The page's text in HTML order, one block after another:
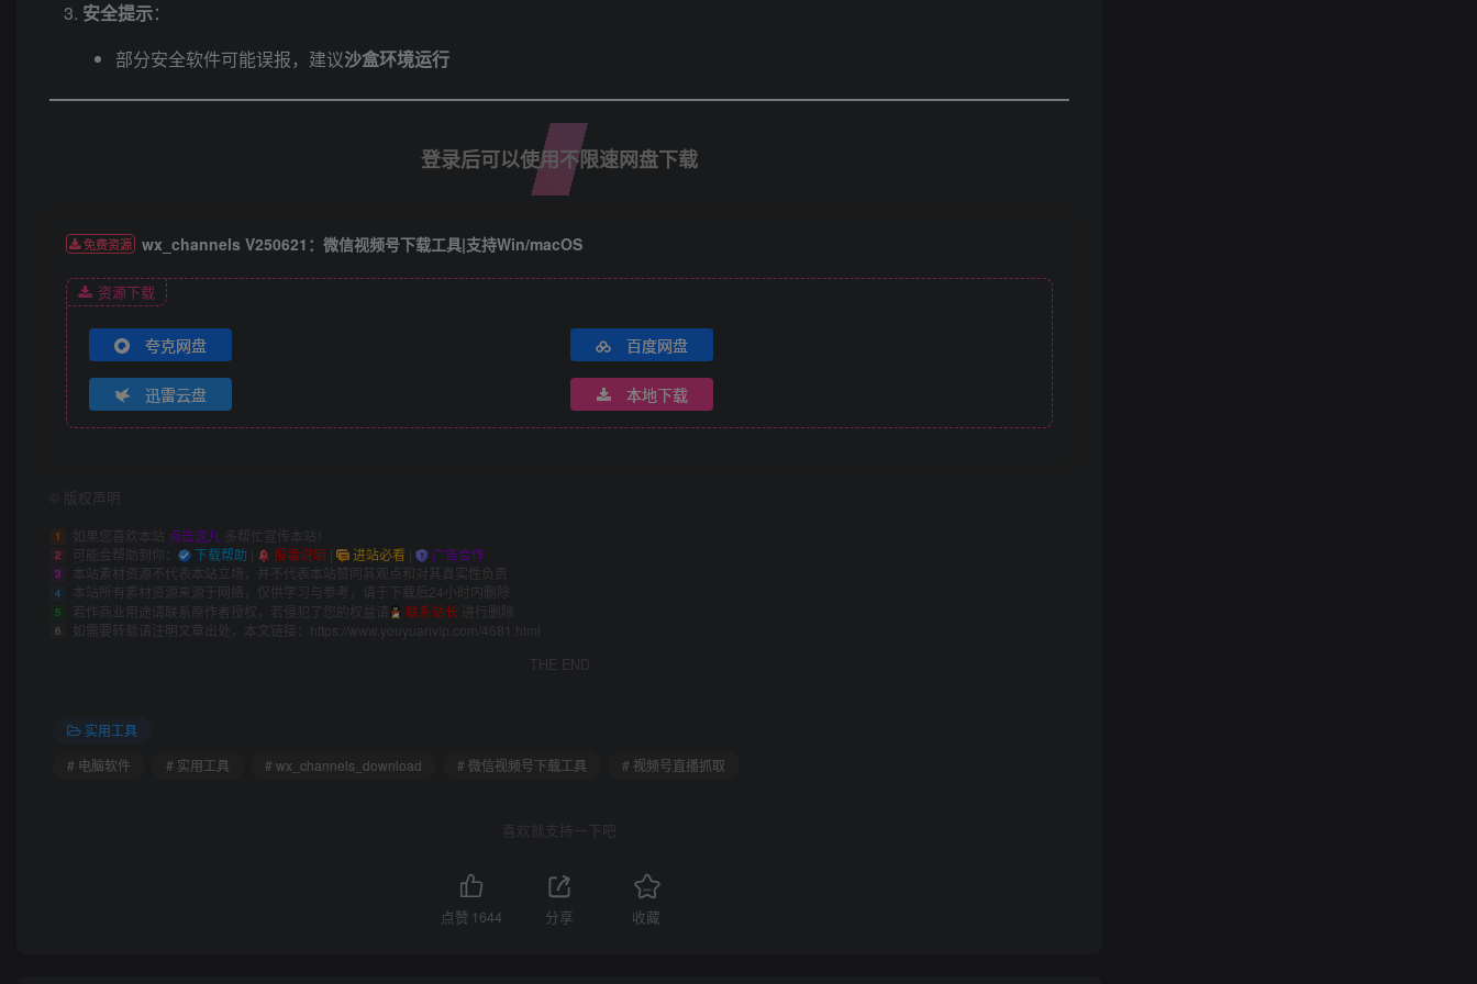
安全提示​：
部分安全软件可能误报，建议沙盒环境运行
登录后可以使用不限速网盘下载
免费资源 wx_channels V250621：微信视频号下载工具|支持Win/macOS
资源下载
夸克网盘 百度网盘
迅雷云盘 本地下载
版权声明
1 如果您喜欢本站 点击这儿 多帮忙宣传本站！
2 可能会帮助到你： 下载帮助 报毒说明 | 进站必看 | 广告合作
3 本站素材资源不代表本站立场，并不代表本站赞同其观点和对其真实性负责
4 本站所有素材资源来源于网络，仅供学习与参考，请于下载后24小时内删除
5 若作商业用途请联系原作者授权，若侵犯了您的权益请 联系站长 进行删除
6 如需要转载请注明文章出处，本文链接： https://www.youyuanvip.com/4681.html
THE END
实用工具
# 电脑软件
# 实用工具 # wx_channels_download # 微信视频号下载工具 # 视频号直播抓取
喜欢就支持一下吧
点赞 1644 分享 收藏